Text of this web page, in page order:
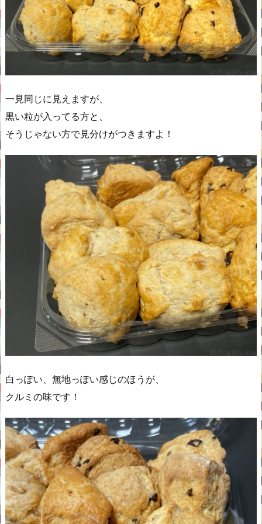
一見同じに見えますが、
黒い粒が入ってる方と、
そうじゃない方で見分けがつきますよ！
白っぽい、無地っぽい感じのほうが、
クルミの味です！